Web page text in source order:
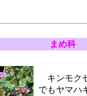
まめ科
キンモク
でもヤマハ